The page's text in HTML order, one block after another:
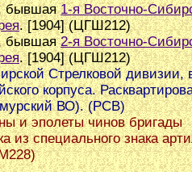
бывшая1-я Восточно-
. [1904] (ЦГШ212)
бывшая2-я Восточно-
. [1904] (ЦГШ212)
Стрелковой дивизии,
корпуса.
ВО). (РСВ)
и эполеты чинов бригады
из специального знака